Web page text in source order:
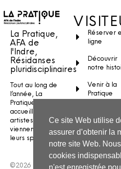
La Pratique,
AFA de
l'Indre,
Résidanses
pluridisciplinaires
Tout au long de
l’année, La
Pratique
accueille des
artistes qui
viennent créer
leurs spectacles.
©2026 La
Réserver
ligne
Découvrir
notre
Venir à la
Pratique
ateliers
Ce site Web utilise
assurer d’obtenir la
notre site Web.
cookies